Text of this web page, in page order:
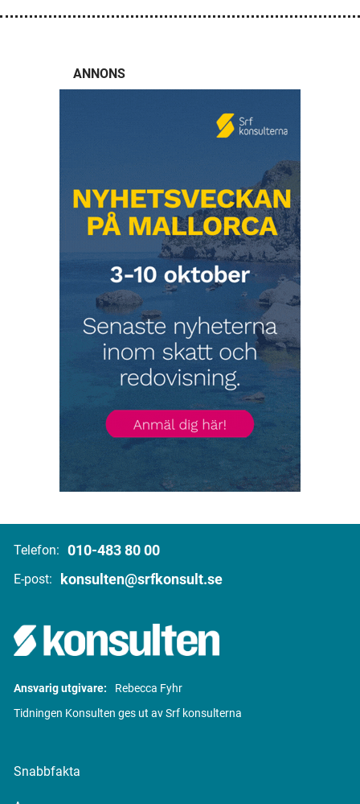
ANNONS
Telefon: 010-483 80 00
E-post: konsulten@srfkonsult.se
Ansvarig utgivare:
Rebecca Fyhr
Tidningen Konsulten ges ut av Srf konsulterna
Snabbfakta